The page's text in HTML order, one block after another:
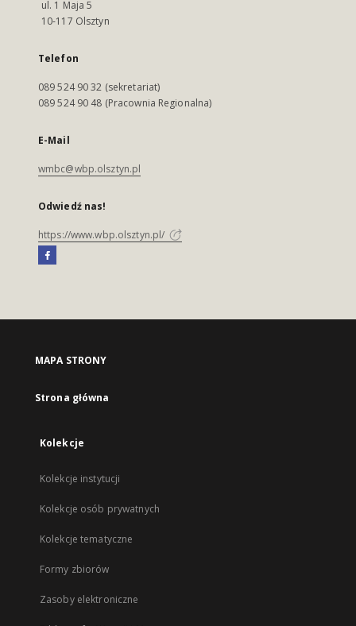
ul. 1 Maja 5
10-117 Olsztyn
Telefon
089 524 90 32 (sekretariat)
089 524 90 48 (Pracownia Regionalna)
E-Mail
wmbc@wbp.olsztyn.pl
Odwiedź nas!
https://www.wbp.olsztyn.pl/
MAPA STRONY
Strona główna
Kolekcje
Kolekcje instytucji
Kolekcje osób prywatnych
Kolekcje tematyczne
Formy zbiorów
Zasoby elektroniczne